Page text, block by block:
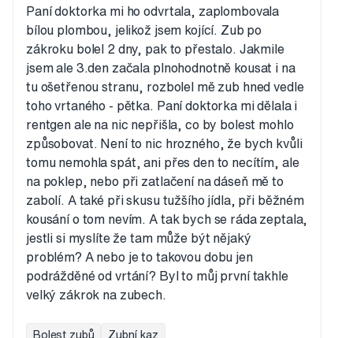
Paní doktorka mi ho odvrtala, zaplombovala
bílou plombou, jelikož jsem kojící. Zub po
zákroku bolel 2 dny, pak to přestalo. Jakmile
jsem ale 3.den začala plnohodnotně kousat i na
tu ošetřenou stranu, rozbolel mě zub hned vedle
toho vrtaného - pětka. Paní doktorka mi dělala i
rentgen ale na nic nepřišla, co by bolest mohlo
způsobovat. Není to nic hrozného, že bych kvůli
tomu nemohla spát, ani přes den to necítím, ale
na poklep, nebo při zatlačení na dáseň mě to
zabolí. A také při skusu tužšího jídla, při běžném
kousání o tom nevím. A tak bych se ráda zeptala,
jestli si myslíte že tam může být nějaký
problém? A nebo je to takovou dobu jen
podrážděné od vrtání? Byl to můj první takhle
velký zákrok na zubech.
Bolest zubů Zubní kaz